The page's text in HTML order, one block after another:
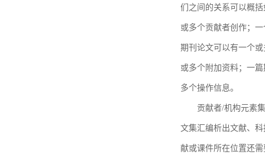
们之间的关系可以概
或多个贡献者创作；
期刊论文可以有一个
或多个附加资料；一
多个操作信息。
贡献者/机构元素
文集汇编析出文献、
献或课件所在位置还